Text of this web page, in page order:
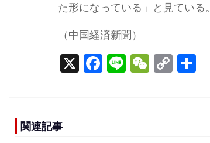
た形になっている」と見ている。
（中国経済新聞）
X F Li W C
関連記事